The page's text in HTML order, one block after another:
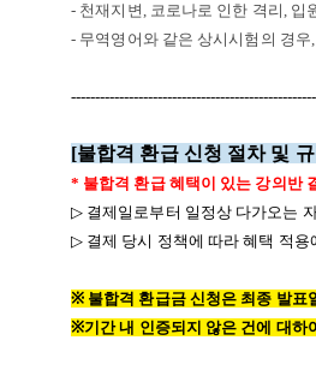
- 천재지변, 코로나로 인한 격리, 입
- 무역영어와 같은 상시시험의 경우,
[불합격 환급 신청 절차 및
* 불합격 환급 혜택이 있는 강의반
▷ 결제일로부터 일정상 다가오는
▷ 결제 당시 정책에 따라 혜택 적
※ 불합격 환급금 신청은 최종 발표
※기간 내 인증되지 않은 건에 대